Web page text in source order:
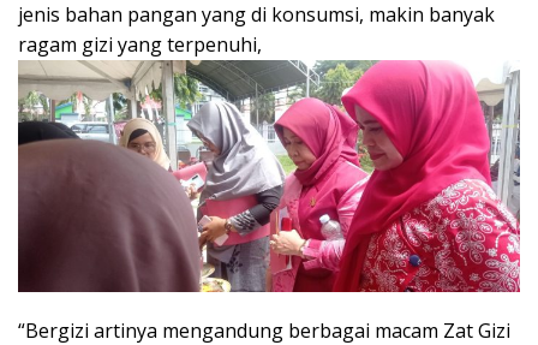
jenis bahan pangan yang di konsumsi, makin banyak
ragam gizi yang terpenuhi,
“Bergizi artinya mengandung berbagai macam Zat Gizi